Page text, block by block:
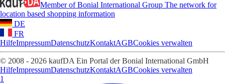
Member of Bonial International Group The network for
location based shopping information
DE
FR
HilfeImpressumDatenschutzKontaktAGBCookies verwalten
© 2008 - 2026 kaufDA Ein Portal der Bonial International GmbH
HilfeImpressumDatenschutzKontaktAGBCookies verwalten
1